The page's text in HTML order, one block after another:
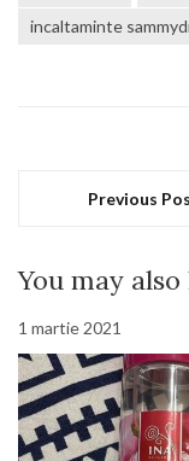
incaltaminte
Previous
You may also
1 martie 2021